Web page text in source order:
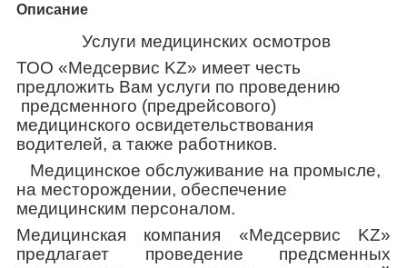
Описание
Услуги медицинских осмотров
ТОО «Медсервис KZ» имеет честь
предложить Вам услуги по проведению
предсменного (предрейсового)
медицинского освидетельствования
водителей, а также работников.
Медицинское обслуживание на промысле,
на месторождении, обеспечение
медицинским персоналом.
Медицинская компания «Медсервис KZ»
предлагает проведение предсменных